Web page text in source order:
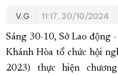
CHUNG TAY CẢI CÁCH HÀNH CHÍNH
XÂY DỰNG NÔNG THÔN MỚI
TÀU - XE - MÁY BAY
KỶ NIỆM 370 NĂM XÂY DỰNG VÀ
V.G 11:17, 30/10/2024
Sáng 30-10, Sở Lao động
Khánh Hòa tổ chức hội
2023) thực hiện